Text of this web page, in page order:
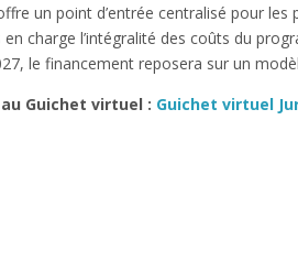
un point d’entrée centralisé pour
en charge l’intégralité des coûts du
le financement reposera sur un
Guichet virtuel : Guichet virtuel